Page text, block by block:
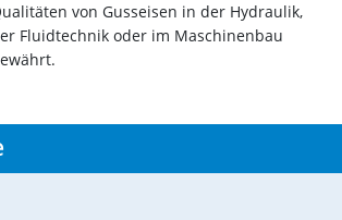
von Gusseisen in der Hydraulik,
Fluidtechnik oder im Maschinenbau